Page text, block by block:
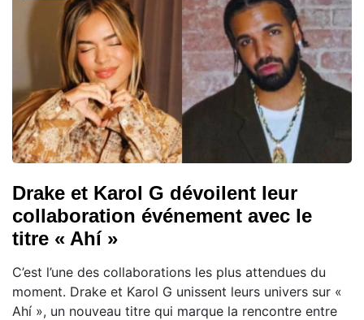
Drake et Karol G dévoilent leur
collaboration événement avec le
titre « Ahí »
C’est l’une des collaborations les plus attendues du
moment. Drake et Karol G unissent leurs univers sur «
Ahí », un nouveau titre qui marque la rencontre entre